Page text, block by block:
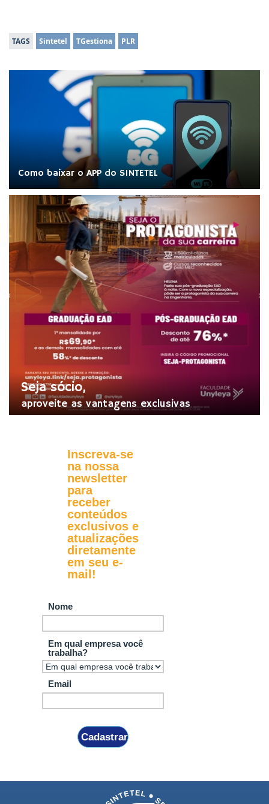
TAGS Sintetel TGestiona PLR
Como baixar o APP do SINTETEL
Seja sócio,
aproveite as vantagens exclusivas